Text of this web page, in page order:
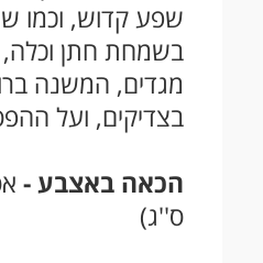
שפע קדוש, וכמו
בשמחת חתן וכלה,
מגדים, המשנה
בצדיקים, ועל
הכאה באצבע -
ס''ג)